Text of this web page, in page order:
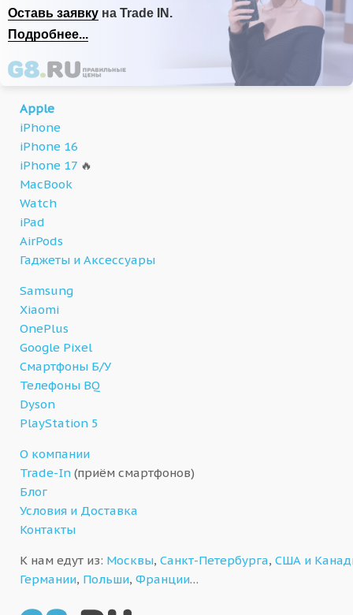
Оставь заявку на Trade IN.
Подробнее...
Apple
iPhone
iPhone 16
iPhone 17 🔥
MacBook
Watch
iPad
AirPods
Гаджеты и Аксессуары
Samsung
Xiaomi
OnePlus
Google Pixel
Смартфоны Б/У
Телефоны BQ
Dyson
PlayStation 5
О компании
Trade-In (приём смартфонов)
Блог
Условия и Доставка
Контакты
К нам едут из: Москвы, Санкт-Петербурга, США и
Германии, Польши, Франции…